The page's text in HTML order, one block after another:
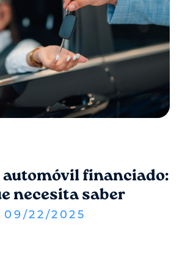
automóvil financiado:
necesita saber
09 /22 /2025